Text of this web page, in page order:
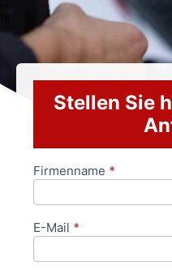
Stellen Sie
Anfrageformular
Firmenname *
E-Mail *